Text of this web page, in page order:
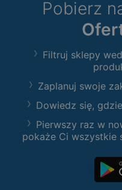
Pobierz
Filtruj sklepy
Zaplanuj swoje
Dowiedz się,
Pierwszy raz w
pokaże Ci wszystkie